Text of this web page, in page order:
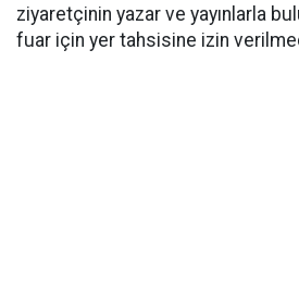
ziyaretçinin yazar ve yayınlarla
fuar için yer tahsisine izin